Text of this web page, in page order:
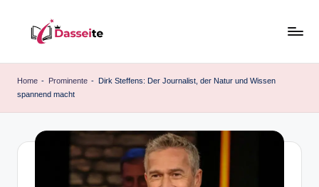
content
a
s
e
Home - Prominente - Dirk Steffens: Der Journalist, der Natur und Wissen
spannend macht